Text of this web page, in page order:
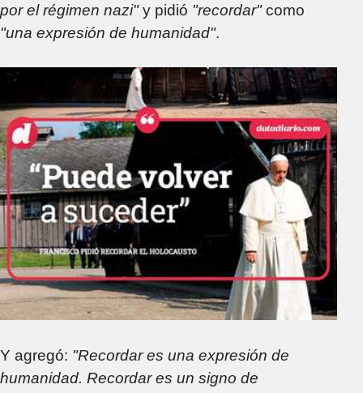
por el régimen nazi"y pidió "recordar"como
"una expresión de humanidad".
Y agregó: "Recordar es una expresión de
humanidad. Recordar es un signo de